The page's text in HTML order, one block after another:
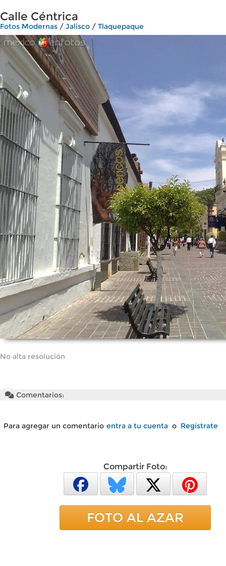
Calle Céntrica
Fotos Modernas / Jalisco / Tlaquepaque
No alta resolución
Comentarios:
Para agregar un comentario entra a tu cuenta o Regístrate
Compartir Foto:
FOTO AL AZAR